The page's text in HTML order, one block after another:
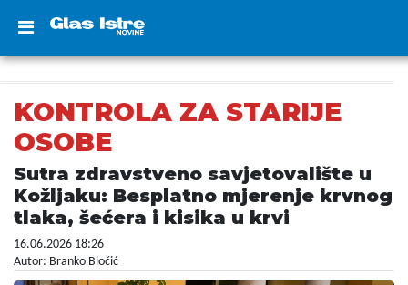
KONTROLA ZA STARIJE
OSOBE
Sutra zdravstveno savjetovalište u
Kožljaku: Besplatno mjerenje krvnog
tlaka, šećera i kisika u krvi
16.06.2026 18:26
Autor: Branko Biočić